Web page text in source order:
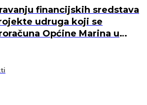
financijskih sredstava
udruga koji se
Općine Marina u